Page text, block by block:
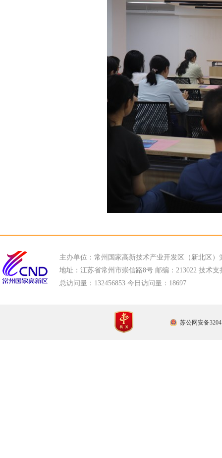
主办单位：常州国家高新技术产业开发区（新北区）
地址：江苏省常州市崇信路8号 邮编：213022 技术支
总访问量： 132456853 今日访问量： 18697
苏公网安备